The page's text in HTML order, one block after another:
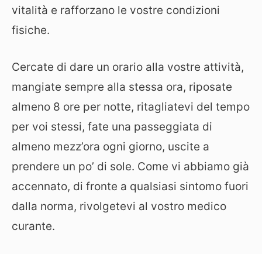
vitalità e rafforzano le vostre condizioni
fisiche.
Cercate di dare un orario alla vostre attività,
mangiate sempre alla stessa ora, riposate
almeno 8 ore per notte, ritagliatevi del tempo
per voi stessi, fate una passeggiata di
almeno mezz’ora ogni giorno, uscite a
prendere un po’ di sole. Come vi abbiamo già
accennato, di fronte a qualsiasi sintomo fuori
dalla norma, rivolgetevi al vostro medico
curante.